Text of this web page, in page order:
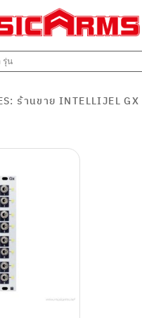
งดนตรีทุกชนิด ตั้งแต่เริ่มต้นถึงมืออ
ร้านขาย INTELLIJEL GX